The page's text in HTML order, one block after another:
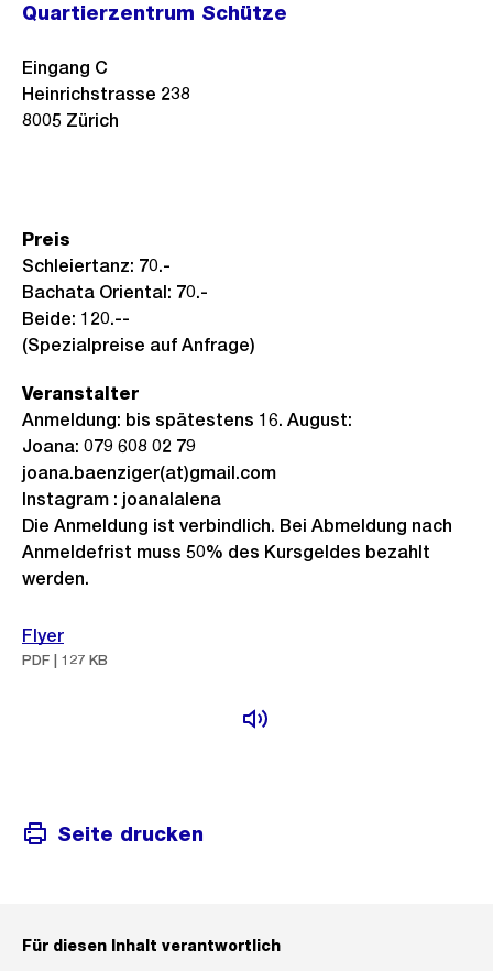
Quartierzentrum Schütze
Eingang C
Heinrichstrasse 238
8005 Zürich
Preis
Schleiertanz: 70.-
Bachata Oriental: 70.-
Beide: 120.--
(Spezialpreise auf Anfrage)
Veranstalter
Anmeldung: bis spätestens 16. August:
Joana: 079 608 02 79
joana.baenziger(at)gmail.com
Instagram : joanalalena
Die Anmeldung ist verbindlich. Bei Abmeldung nach
Anmeldefrist muss 50% des Kursgeldes bezahlt
werden.
Flyer
PDF | 127 KB
Seite drucken
Für diesen Inhalt verantwortlich